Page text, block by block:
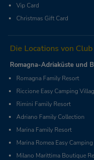
Vip Card
Christmas Gift Card
Die Locations von
Romagna-Adriaküste und
Romagna Family Resort
Riccione Easy Camping
Rimini Family Resort
Adriano Family Collection
Marina Family Resort
Marina Romea Easy
Milano Marittima Boutique